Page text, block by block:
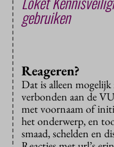
gebruiken
Reageren?
Dat is alleen mogelijk
verbonden aan de
met voornaam of
het onderwerp, en
smaad, schelden en